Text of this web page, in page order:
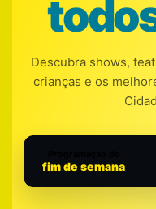
Descubra shows,
crianças e os
fim de semana